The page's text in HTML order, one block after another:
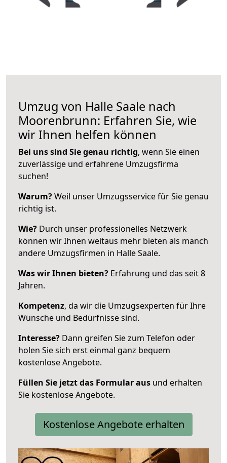
Umzug von Halle Saale nach
Moorenbrunn: Erfahren Sie, wie
wir Ihnen helfen können
Bei uns sind Sie genau richtig, wenn Sie einen
zuverlässige und erfahrene Umzugsfirma
suchen!
Warum?Weil unser Umzugsservice für Sie genau
richtig ist.
Wie? Durch unser professionelles Netzwerk
können wir Ihnen weitaus mehr bieten als manch
andere Umzugsfirmen in Halle Saale.
Was wir Ihnen bieten? Erfahrung und das seit 8
Jahren.
Kompetenz, da wir die Umzugsexperten für Ihre
Wünsche und Bedürfnisse sind.
Interesse? Dann greifen Sie zum Telefon oder
holen Sie sich erst einmal ganz bequem
kostenlose Angebote.
Füllen Sie jetzt das Formular aus und erhalten
Sie kostenlose Angebote.
Kostenlose Angebote erhalten